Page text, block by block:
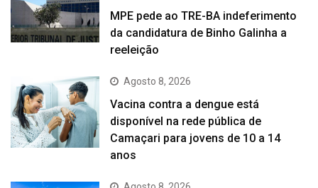
MPE pede ao TRE-BA indeferimento
da candidatura de Binho Galinha a
reeleição
Agosto 8, 2026
Vacina contra a dengue está
disponível na rede pública de
Camaçari para jovens de 10 a 14
anos